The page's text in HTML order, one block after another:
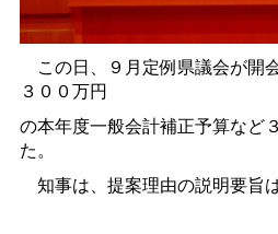
この日、９月定例県議会が開
３００万円
の本年度一般会計補正予算など
た。
知事は、提案理由の説明要旨